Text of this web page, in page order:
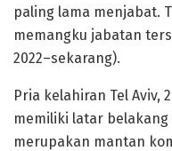
paling lama menjabat.
memangku jabatan
2022–sekarang).
Pria kelahiran Tel Aviv,
memiliki latar
merupakan mantan